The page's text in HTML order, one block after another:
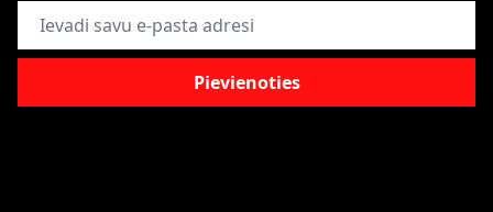
E-pasta adrese
Pievienoties